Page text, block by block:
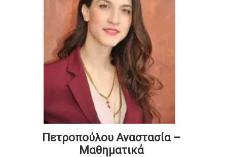
Πετροπούλου Αναστασία –
Μαθηματικά